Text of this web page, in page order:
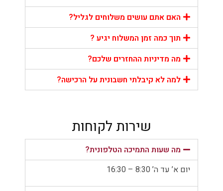
האם אתם עושים משלוחים לגליל?
תוך כמה זמן המשלוח יגיע ?
מה מדיניות ההחזרים שלכם?
למה לא קיבלתי חשבונית על הרכישה?
שירות לקוחות
מה שעות התמיכה הטלפונית?
יום א’ עד ה’ 8:30 – 16:30